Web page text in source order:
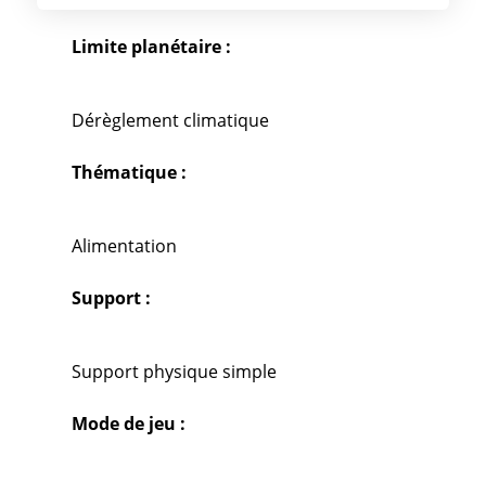
Limite planétaire :
Dérèglement climatique
Thématique :
Alimentation
Support :
Support physique simple
Mode de jeu :